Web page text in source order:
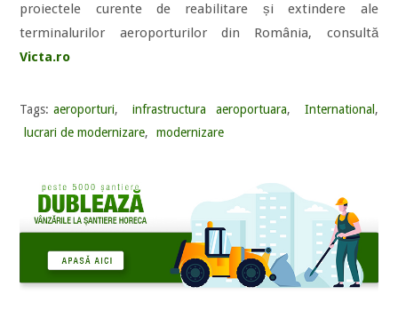
proiectele curente de reabilitare și extindere ale
terminalurilor aeroporturilor din România, consultă
Victa.ro
Tags: aeroporturi, infrastructura aeroportuara, International ,
lucrari de modernizare, modernizare